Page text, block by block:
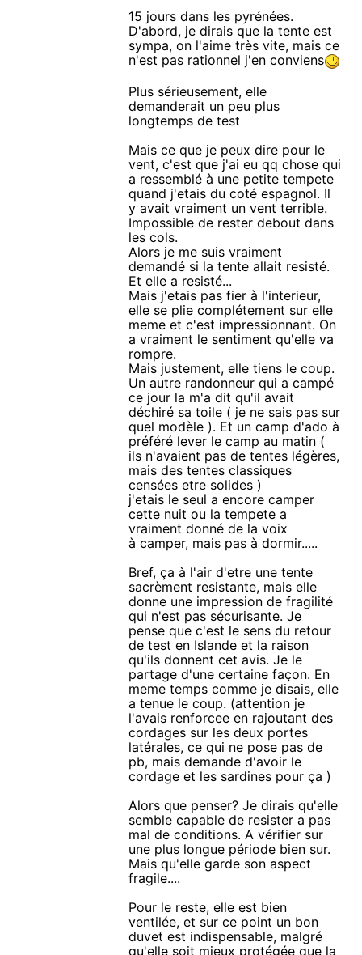
15 jours dans les pyrénées.
D'abord, je dirais que la tente est
sympa, on l'aime très vite, mais ce
n'est pas rationnel j'en conviens
Plus sérieusement, elle
demanderait un peu plus
longtemps de test
Mais ce que je peux dire pour le
vent, c'est que j'ai eu qq chose qui
a ressemblé à une petite tempete
quand j'etais du coté espagnol. Il
y avait vraiment un vent terrible.
Impossible de rester debout dans
les cols.
Alors je me suis vraiment
demandé si la tente allait resisté.
Et elle a resisté...
Mais j'etais pas fier à l'interieur,
elle se plie complétement sur elle
meme et c'est impressionnant. On
a vraiment le sentiment qu'elle va
rompre.
Mais justement, elle tiens le coup.
Un autre randonneur qui a campé
ce jour la m'a dit qu'il avait
déchiré sa toile ( je ne sais pas sur
quel modèle ). Et un camp d'ado à
préféré lever le camp au matin (
ils n'avaient pas de tentes légères,
mais des tentes classiques
censées etre solides )
j'etais le seul a encore camper
cette nuit ou la tempete a
vraiment donné de la voix
à camper, mais pas à dormir.....
Bref, ça à l'air d'etre une tente
sacrèment resistante, mais elle
donne une impression de fragilité
qui n'est pas sécurisante. Je
pense que c'est le sens du retour
de test en Islande et la raison
qu'ils donnent cet avis. Je le
partage d'une certaine façon. En
meme temps comme je disais, elle
a tenue le coup. (attention je
l'avais renforcee en rajoutant des
cordages sur les deux portes
latérales, ce qui ne pose pas de
pb, mais demande d'avoir le
cordage et les sardines pour ça )
Alors que penser? Je dirais qu'elle
semble capable de resister a pas
mal de conditions. A vérifier sur
une plus longue période bien sur.
Mais qu'elle garde son aspect
fragile....
Pour le reste, elle est bien
ventilée, et sur ce point un bon
duvet est indispensable, malgré
qu'elle soit mieux protégée que la